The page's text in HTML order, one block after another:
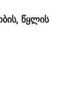
წყლის